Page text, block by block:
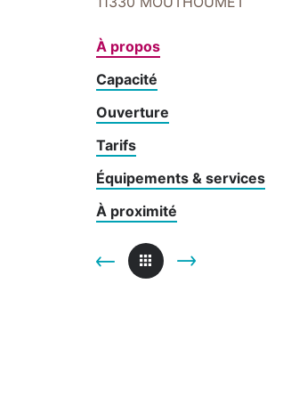
À propos
Capacité
Ouverture
Tarifs
Équipements & services
À proximité